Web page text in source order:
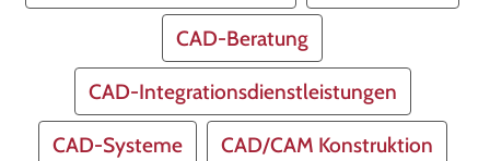
CAD-Beratung
CAD-Integrationsdienstleistungen
CAD-Systeme CAD/CAM Konstruktion